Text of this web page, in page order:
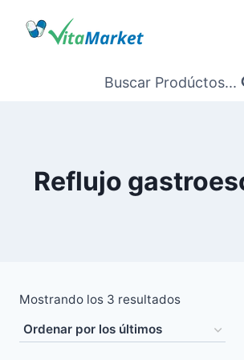
Buscar Prodúctos...
Reflujo
Mostrando los 3 resultadosOrdenado
los